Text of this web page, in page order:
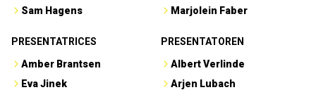
Sam Hagens
Marjolein Faber
PRESENTATRICES
Amber Brantsen
Eva Jinek
PRESENTATOREN
Albert Verlinde
Arjen Lubach